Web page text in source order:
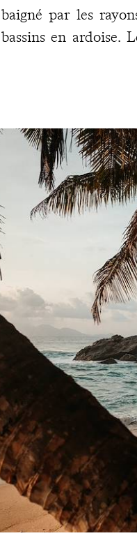
baigné par les
bassins en ardoise.
réinventent la
dispose de l’un des
tiède de l’océan
contrebas.